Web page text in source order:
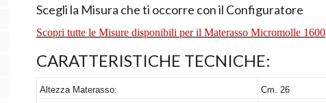
Scegli la Misura che ti occorre con il Configuratore
Scopri tutte le Misure disponibili per il Materasso Micromolle 1600
CARATTERISTICHE TECNICHE:
Altezza Materasso: Cm. 26